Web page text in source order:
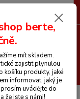
Hledat
0 Kč
berte,
mít skladem.
zajistit plynulou
košíku produkty, jaké
informovat, jaký je
uvádějte do
že jste s námi!